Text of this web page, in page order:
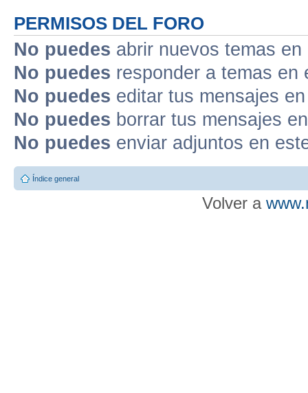
PERMISOS DEL FORO
No puedes abrir nuevos temas
No puedes responder a temas en
No puedes editar tus mensajes
No puedes borrar tus mensajes
No puedes enviar adjuntos en
Índice general
Volver a